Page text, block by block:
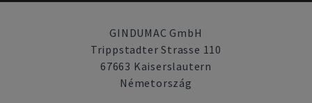
GINDUMAC GmbH
Trippstadter Strasse 110
67663 Kaiserslautern
Németország